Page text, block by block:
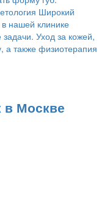
Широкий
в нашей клинике
задачи. Уход за кожей,
а также физиотерапия
в Москве